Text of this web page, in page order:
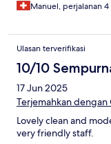
Manuel, perjalanan 4
Ulasan terverifikasi
10/10
17 Jun 2025
Terjemahkan dengan
Lovely clean and
very friendly staff.